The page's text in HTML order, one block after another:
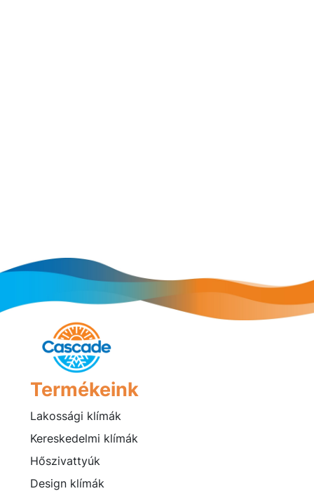
Termékeink
Lakossági klímák
Kereskedelmi klímák
Hőszivattyúk
Design klímák